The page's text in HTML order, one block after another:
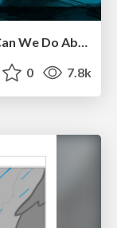
AI Search: Where Are We & What Can We Do About It?
0 7.8k